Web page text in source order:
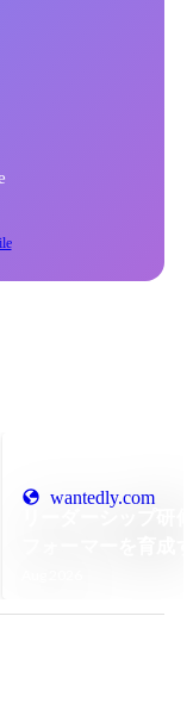
wantedly.com